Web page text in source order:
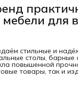
мебели для
стильные и
столы, барные
повышенной
товары, так и